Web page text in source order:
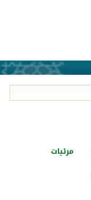
مرئيات